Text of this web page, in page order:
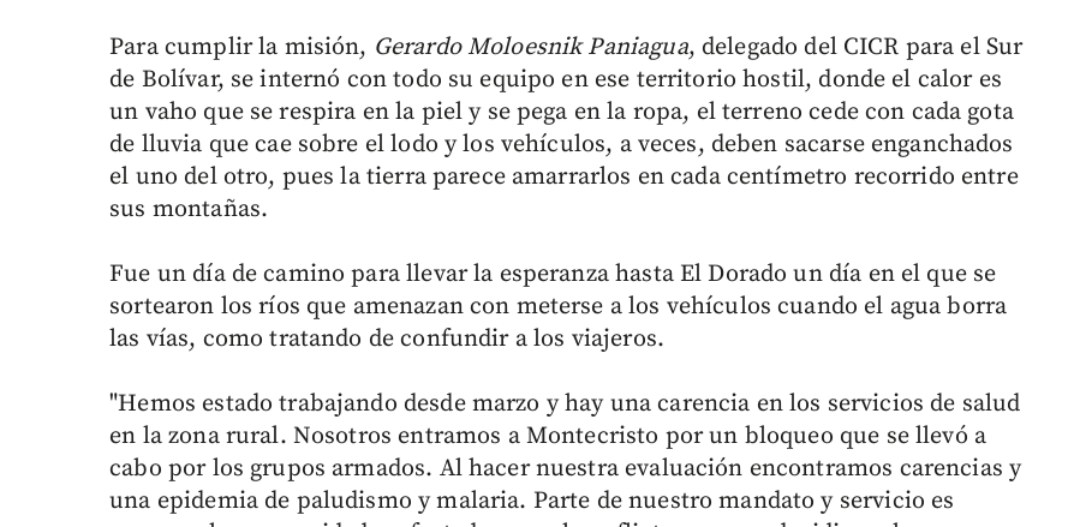
Para cumplir la misión, Gerardo Moloesnik Paniagua, delegado del CICR para el Sur
de Bolívar, se internó con todo su equipo en ese territorio hostil, donde el calor es
un vaho que se respira en la piel y se pega en la ropa, el terreno cede con cada gota
de lluvia que cae sobre el lodo y los vehículos, a veces, deben sacarse enganchados
el uno del otro, pues la tierra parece amarrarlos en cada centímetro recorrido entre
sus montañas.
Fue un día de camino para llevar la esperanza hasta El Dorado un día en el que se
sortearon los ríos que amenazan con meterse a los vehículos cuando el agua borra
las vías, como tratando de confundir a los viajeros.
"Hemos estado trabajando desde marzo y hay una carencia en los servicios de salud
en la zona rural. Nosotros entramos a Montecristo por un bloqueo que se llevó a
cabo por los grupos armados. Al hacer nuestra evaluación encontramos carencias y
una epidemia de paludismo y malaria. Parte de nuestro mandato y servicio es